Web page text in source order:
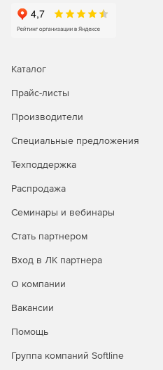
Каталог
Прайс-листы
Производители
Специальные предложения
Техподдержка
Распродажа
Семинары и вебинары
Стать партнером
Вход в ЛК партнера
О компании
Вакансии
Помощь
Группа компаний Softline